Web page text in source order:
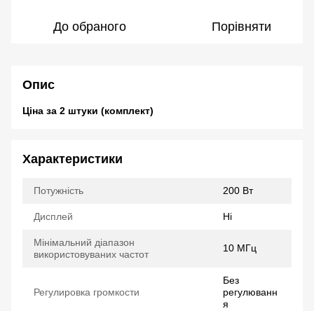
До обраного Порівняти
Опис
Ціна за 2 штуки (комплект)
Характеристики
Потужність 200 Вт
Дисплей Ні
Мінімальний діапазон
використовуваних частот
10 МГц
Регулировка громкости
Без
регулюванн
я